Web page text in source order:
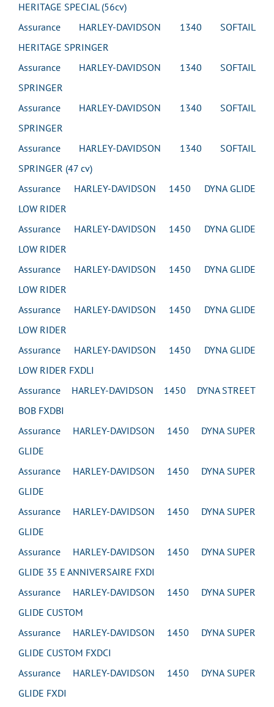
HERITAGE SPECIAL (56cv)
Assurance HARLEY-DAVIDSON 1340 SOFTAIL
HERITAGE SPRINGER
Assurance HARLEY-DAVIDSON 1340 SOFTAIL
SPRINGER
Assurance HARLEY-DAVIDSON 1340 SOFTAIL
SPRINGER
Assurance HARLEY-DAVIDSON 1340 SOFTAIL
SPRINGER (47 cv)
Assurance HARLEY-DAVIDSON 1450 DYNA GLIDE
LOW RIDER
Assurance HARLEY-DAVIDSON 1450 DYNA GLIDE
LOW RIDER
Assurance HARLEY-DAVIDSON 1450 DYNA GLIDE
LOW RIDER
Assurance HARLEY-DAVIDSON 1450 DYNA GLIDE
LOW RIDER
Assurance HARLEY-DAVIDSON 1450 DYNA GLIDE
LOW RIDER FXDLI
Assurance HARLEY-DAVIDSON 1450 DYNA STREET
BOB FXDBI
Assurance HARLEY-DAVIDSON 1450 DYNA SUPER
GLIDE
Assurance HARLEY-DAVIDSON 1450 DYNA SUPER
GLIDE
Assurance HARLEY-DAVIDSON 1450 DYNA SUPER
GLIDE
Assurance HARLEY-DAVIDSON 1450 DYNA SUPER
GLIDE 35 E ANNIVERSAIRE FXDI
Assurance HARLEY-DAVIDSON 1450 DYNA SUPER
GLIDE CUSTOM
Assurance HARLEY-DAVIDSON 1450 DYNA SUPER
GLIDE CUSTOM FXDCI
Assurance HARLEY-DAVIDSON 1450 DYNA SUPER
GLIDE FXDI